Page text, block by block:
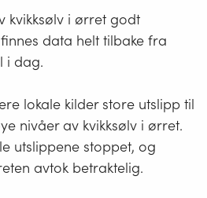
rester
etter
planter
som
dekker
bunnen
kvikksølv i ørret godt
data helt tilbake fra
i dag.
lokale kilder store utslipp til
nivåer av kvikksølv i ørret.
utslippene stoppet, og
avtok betraktelig.